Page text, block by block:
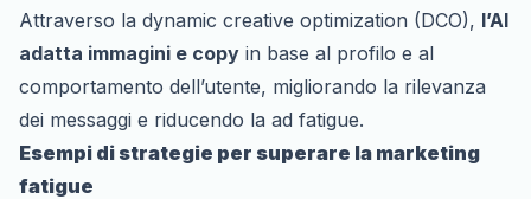
Attraverso la dynamic creative optimization (DCO), l’AI
adatta immagini e copy in base al profilo e al
comportamento dell’utente, migliorando la rilevanza
dei messaggi e riducendo la ad fatigue.
Esempi di strategie per superare la marketing
fatigue